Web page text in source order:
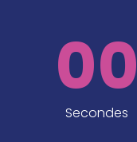
00
Secondes